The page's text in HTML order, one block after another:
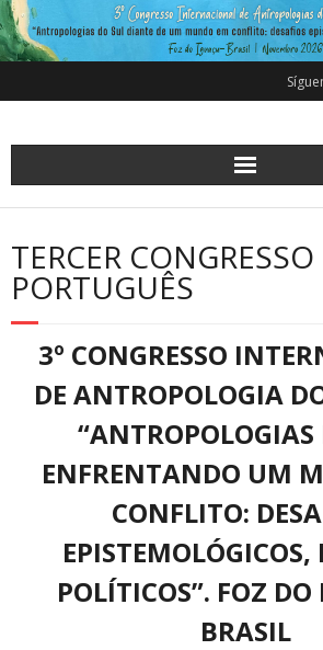
TERCER
PORTUGUÊS
3º CONGRESSO
DE ANTROPOLOGIA
“ANTROPOLOGIAS
ENFRENTANDO UM
CONFLITO:
EPISTEMOLÓGICOS,
POLÍTICOS”. FOZ
BRASIL